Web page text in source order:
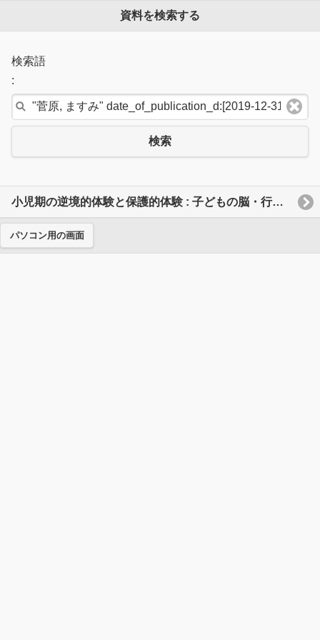
資料を検索する
検索語
:
検索
小児期の逆境的体験と保護的体験 : 子どもの脳・行動・発達に及ぼす影響とレジリエンス
パソコン用の画面